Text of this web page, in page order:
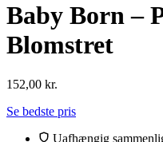
Baby Born –
Blomstret
152,00 kr.
Se bedste pris
Uafhængig